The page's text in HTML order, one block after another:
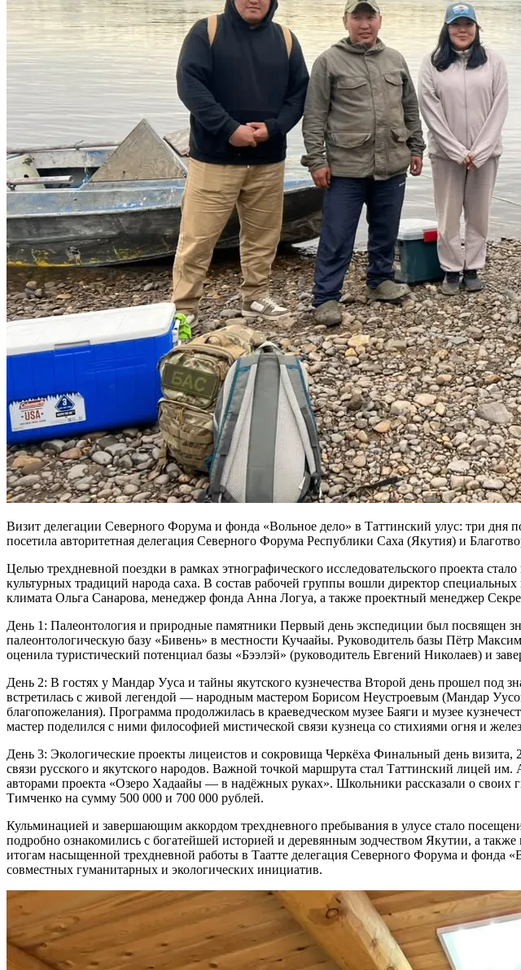
Визит делегации Северного Форума и фонда «Вольное дело» в Таттинский улус: три
посетила авторитетная делегация Северного Форума Республики Саха (Якутия) и
Целью трехдневной поездки в рамках этнографического исследовательского проекта
культурных традиций народа саха. В состав рабочей группы вошли директор
климата Ольга Санарова, менеджер фонда Анна Логуа, а также проектный менеджер
День 1: Палеонтология и природные памятники Первый день экспедиции был посвящен
палеонтологическую базу «Бивень» в местности Кучаайы. Руководитель базы Пётр
оценила туристический потенциал базы «Бээлэй» (руководитель Евгений Николаев) и
День 2: В гостях у Мандар Ууса и тайны якутского кузнечества Второй день прошел под
встретилась с живой легендой — народным мастером Борисом Неустроевым (Мандар
благопожелания). Программа продолжилась в краеведческом музее Баяги и музее
мастер поделился с ними философией мистической связи кузнеца со стихиями огня и
День 3: Экологические проекты лицеистов и сокровища Черкёха Финальный день визита,
связи русского и якутского народов. Важной точкой маршрута стал Таттинский лицей
авторами проекта «Озеро Хадаайы — в надёжных руках». Школьники рассказали о своих
Тимченко на сумму 500 000 и 700 000 рублей.
Кульминацией и завершающим аккордом трехдневного пребывания в улусе стало
подробно ознакомились с богатейшей историей и деревянным зодчеством Якутии, а
итогам насыщенной трехдневной работы в Таатте делегация Северного Форума и фонда
совместных гуманитарных и экологических инициатив.